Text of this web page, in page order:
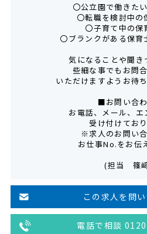
〇公立園で働きた
〇転職を検討中の
〇子育て中の保
〇ブランクがある保
気になることや聞き
些細な事でもお問
いただけますようお待
■お問い合
お電話、メール、エ
受け付けてお
※求人のお問い合
お仕事No.をお伝
(担当 篠﨑
この求人を問
電話で相談